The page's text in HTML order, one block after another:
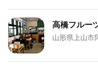
高橋フルー
山形県上山市